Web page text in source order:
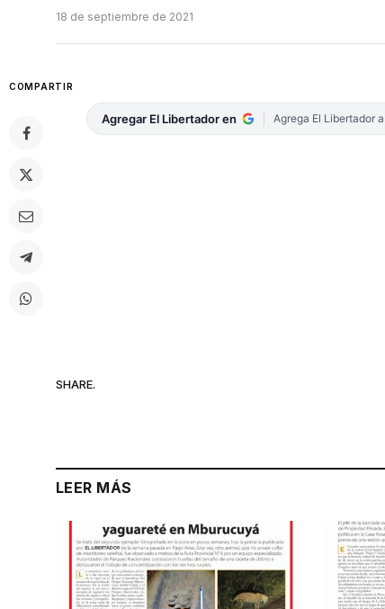
18 de septiembre de 2021
COMPARTIR
Agregar El Libertador en Agrega El Libertador
SHARE.
LEER MÁS